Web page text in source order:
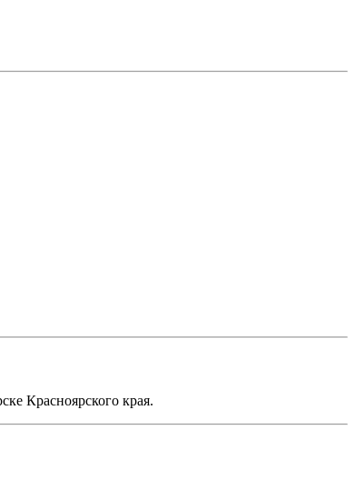
Красноярского края.